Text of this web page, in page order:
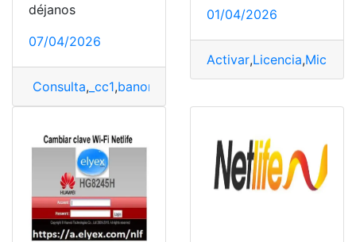
déjanos
07/04/2026
Consulta, _cc1,banorte
01/04/2026
Activar,Licencia,